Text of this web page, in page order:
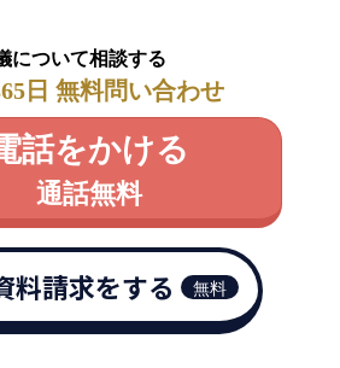
について相談する
日 無料問い合わせ
話をかける
通話無料
料請求をする 無料